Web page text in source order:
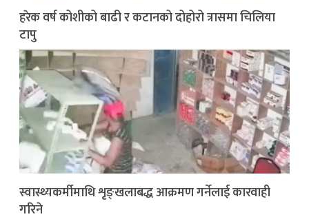
हरेक वर्ष कोशीको बाढी र कटानको दोहोरो त्रासमा चिलिया
टापु
स्वास्थ्यकर्मीमाथि शृङ्खलाबद्ध आक्रमण गर्नेलाई कारवाही
गरिने